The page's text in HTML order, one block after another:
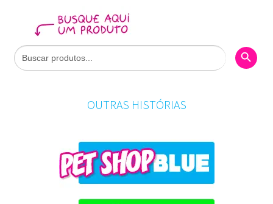
Search
for:
Search
OUTRAS HISTÓRIAS